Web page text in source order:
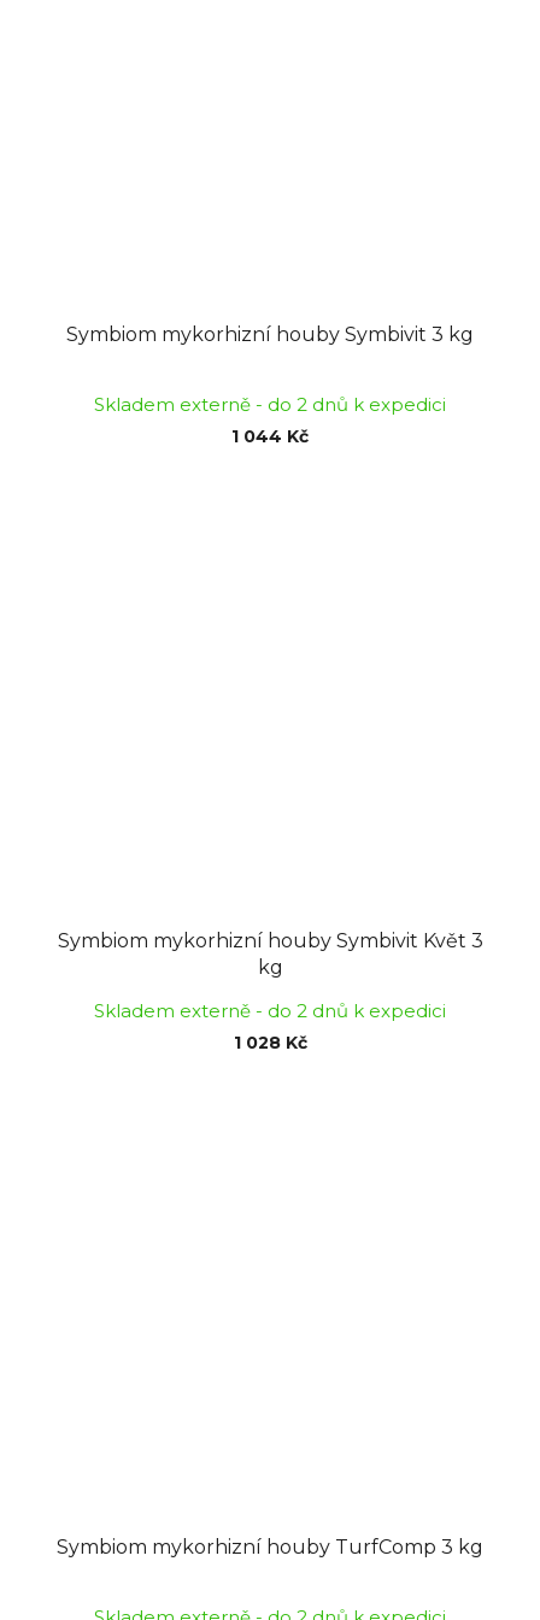
Symbiom mykorhizní houby Symbivit 3 kg
Skladem externě - do 2 dnů k expedici
1 044 Kč
Symbiom mykorhizní houby Symbivit Květ 3
kg
Skladem externě - do 2 dnů k expedici
1 028 Kč
Symbiom mykorhizní houby TurfComp 3 kg